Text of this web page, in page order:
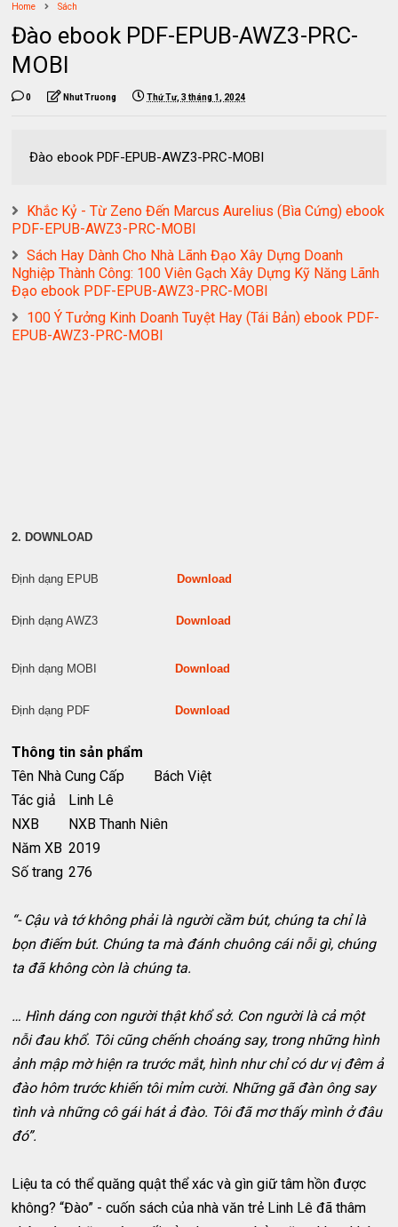
Home Sách
Đào ebook PDF-EPUB-AWZ3-PRC-
MOBI
0 Nhut Truong Thứ Tư, 3 tháng 1, 2024
Đào ebook PDF-EPUB-AWZ3-PRC-MOBI
Khắc Kỷ - Từ Zeno Đến Marcus Aurelius (Bìa Cứng) ebook
PDF-EPUB-AWZ3-PRC-MOBI
Sách Hay Dành Cho Nhà Lãnh Đạo Xây Dựng Doanh
Nghiệp Thành Công: 100 Viên Gạch Xây Dựng Kỹ Năng Lãnh
Đạo ebook PDF-EPUB-AWZ3-PRC-MOBI
100 Ý Tưởng Kinh Doanh Tuyệt Hay (Tái Bản) ebook PDF-
EPUB-AWZ3-PRC-MOBI
2. DOWNLOAD
Định dạng EPUB Download
Định dạng AWZ3 Download
Định dạng MOBI Download
Định dạng PDF Download
Thông tin sản phẩm
Tên Nhà Cung Cấp
Bách Việt
Tác giả
Linh Lê
NXB
NXB Thanh Niên
Năm XB 2019
Số trang 276
“- Cậu và tớ không phải là người cầm bút, chúng ta chỉ là
bọn điếm bút. Chúng ta mà đánh chuông cái nỗi gì, chúng
ta đã không còn là chúng ta.
… Hình dáng con người thật khổ sở. Con người là cả một
nỗi đau khổ. Tôi cũng chếnh choáng say, trong những hình
ảnh mập mờ hiện ra trước mắt, hình như chỉ có dư vị đêm ả
đào hôm trước khiến tôi mỉm cười. Những gã đàn ông say
tình và những cô gái hát ả đào. Tôi đã mơ thấy mình ở đâu
đó”.
Liệu ta có thể quăng quật thể xác và gìn giữ tâm hồn được
không? “Đào” - cuốn sách của nhà văn trẻ Linh Lê đã thâm